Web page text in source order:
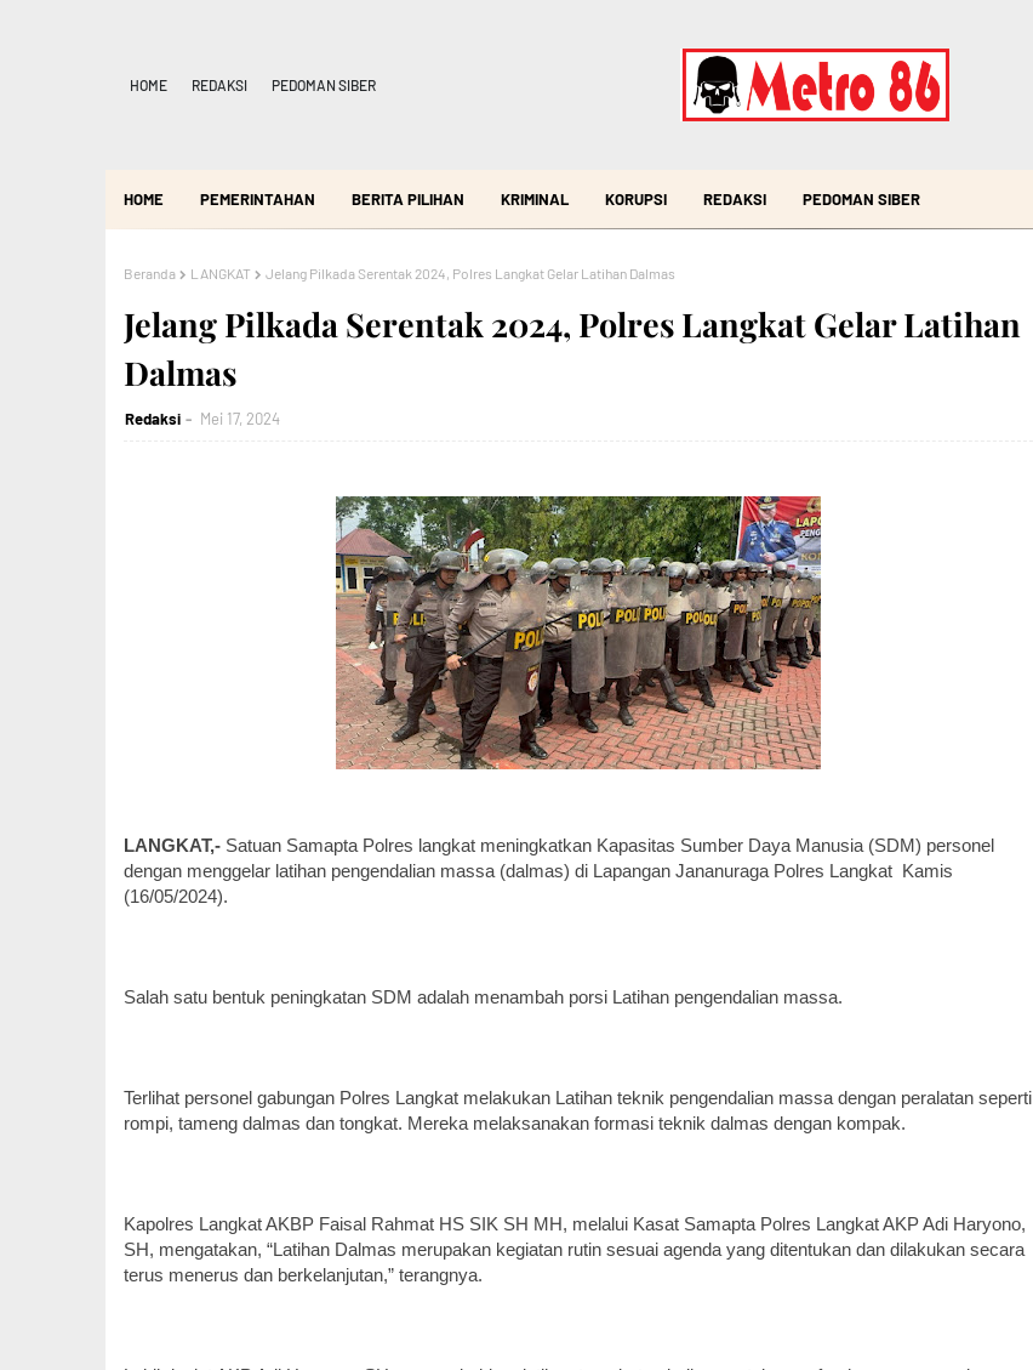
HOME REDAKSI PEDOMAN SIBER
HOME PEMERINTAHAN BERITA PILIHAN KRIMINAL KORUPSI REDAKSI PEDOMAN SIBER
Beranda LANGKAT Jelang Pilkada Serentak 2024, Polres Langkat Gelar Latihan Dalmas
Jelang Pilkada Serentak 2024, Polres Langkat Gelar Latihan
Dalmas
Redaksi Mei 17, 2024
LANGKAT,- Satuan Samapta Polres langkat meningkatkan Kapasitas Sumber Daya Manusia (SDM) personel
dengan menggelar latihan pengendalian massa (dalmas) di Lapangan Jananuraga Polres Langkat Kamis
(16/05/2024).
Salah satu bentuk peningkatan SDM adalah menambah porsi Latihan pengendalian massa.
Terlihat personel gabungan Polres Langkat melakukan Latihan teknik pengendalian massa dengan peralatan seperti
rompi, tameng dalmas dan tongkat. Mereka melaksanakan formasi teknik dalmas dengan kompak.
Kapolres Langkat AKBP Faisal Rahmat HS SIK SH MH, melalui Kasat Samapta Polres Langkat AKP Adi Haryono,
SH, mengatakan, “Latihan Dalmas merupakan kegiatan rutin sesuai agenda yang ditentukan dan dilakukan secara
terus menerus dan berkelanjutan,” terangnya.